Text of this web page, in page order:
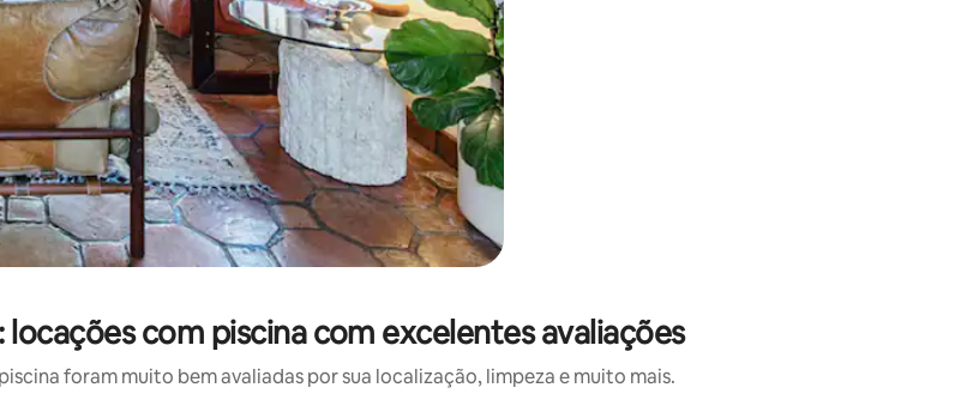
com piscina com excelentes avaliações
foram muito bem avaliadas por sua localização, limpeza e muito mais.